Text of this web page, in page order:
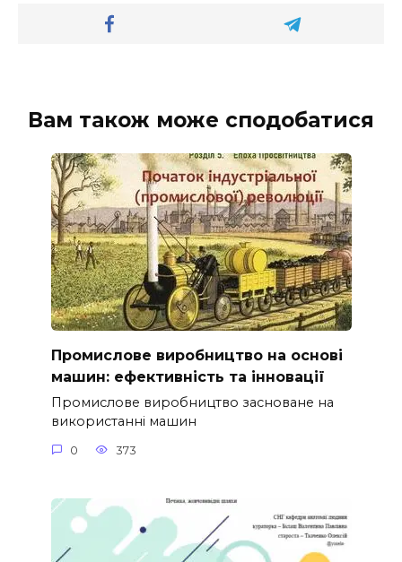
Вам також може сподобатися
Промислове виробництво на основі
машин: ефективність та інновації
Промислове виробництво засноване на
використанні машин
0 373